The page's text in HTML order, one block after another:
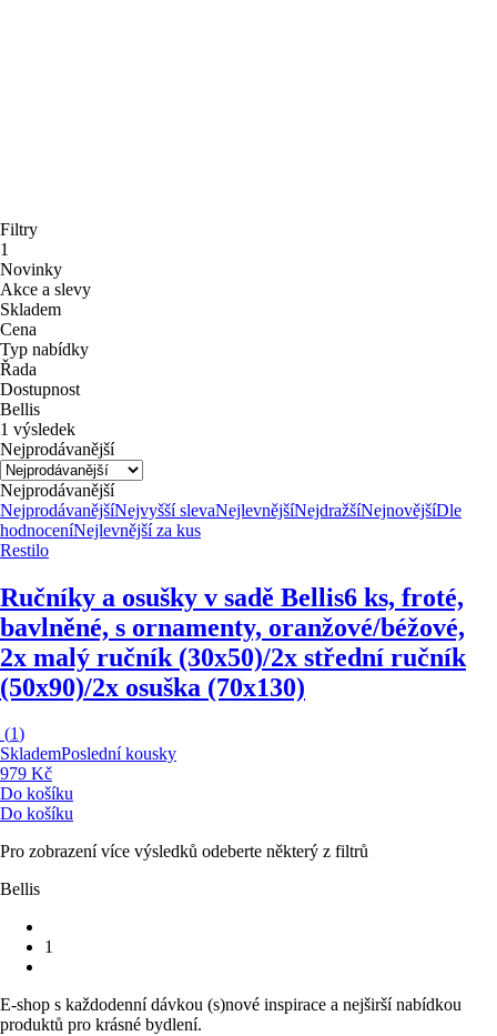
Filtry
1
Novinky
Akce a slevy
Skladem
Cena
Typ nabídky
Řada
Dostupnost
Bellis
1 výsledek
Nejprodávanější
Nejprodávanější
NejprodávanějšíNejvyšší slevaNejlevnějšíNejdražšíNejnovějšíDle
hodnoceníNejlevnější za kus
Restilo
Ručníky a osušky v sadě Bellis6 ks, froté,
bavlněné, s ornamenty, oranžové/béžové,
2x malý ručník (30x50)/2x střední ručník
(50x90)/2x osuška (70x130)
(1)
SklademPoslední kousky
979 Kč
Do košíku
Do košíku
Pro zobrazení více výsledků odeberte některý z filtrů
Bellis
1
E-shop s každodenní dávkou (s)nové inspirace a nejširší nabídkou
produktů pro krásné bydlení.